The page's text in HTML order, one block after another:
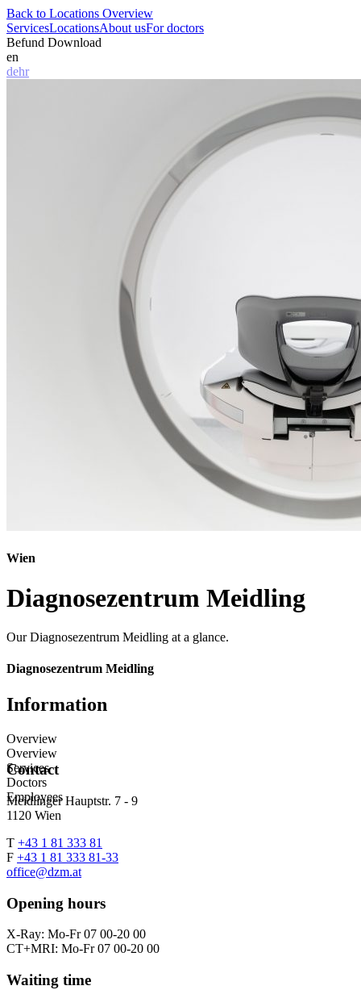
Back to Locations Overview
ServicesLocationsAbout usFor doctors
Befund Download
en
dehr
Wien
Diagnosezentrum Meidling
Our Diagnosezentrum Meidling at a glance.
Diagnosezentrum Meidling
Information
Overview
Overview
Services
Doctors
Employees
Contact
Meidlinger Hauptstr. 7 - 9
1120 Wien
T +43 1 81 333 81
F +43 1 81 333 81-33
office@dzm.at
Opening hours
X-Ray: Mo-Fr 07 00-20 00
CT+MRI: Mo-Fr 07 00-20 00
Waiting time